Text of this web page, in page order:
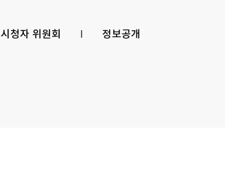
시청자 위원회 정보공개